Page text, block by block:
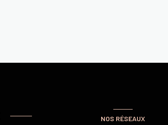
NOS RÉSEAUX